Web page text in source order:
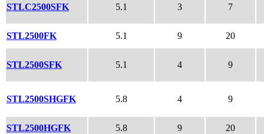
STLC2500SFK 5.1 3 7
STL2500FK 5.1 9 20
STL2500SFK 5.1 4 9
STL2500SHGFK 5.8 4 9
STL2500HGFK 5.8 9 20